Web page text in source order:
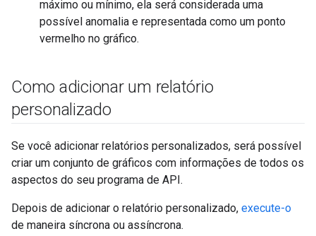
máximo ou mínimo, ela será considerada uma
possível anomalia e representada como um ponto
vermelho no gráfico.
Como adicionar um relatório
personalizado
Se você adicionar relatórios personalizados, será possível
criar um conjunto de gráficos com informações de todos os
aspectos do seu programa de API.
Depois de adicionar o relatório personalizado, execute-o
de maneira síncrona ou assíncrona.